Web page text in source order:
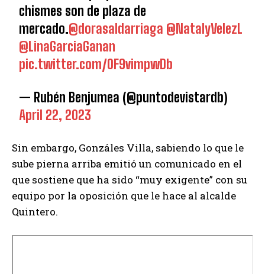
chismes son de plaza de
mercado.@dorasaldarriaga @NatalyVelezL
@LinaGarciaGanan
pic.twitter.com/0F9vimpwDb
— Rubén Benjumea (@puntodevistardb)
April 22, 2023
Sin embargo, Gonzáles Villa, sabiendo lo que le
sube pierna arriba emitió un comunicado en el
que sostiene que ha sido “muy exigente” con su
equipo por la oposición que le hace al alcalde
Quintero.